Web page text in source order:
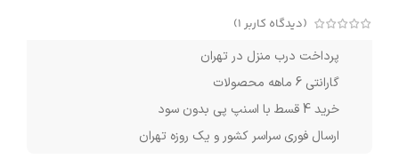
(دیدگاه کاربر 1
)
پرداخت درب منزل در تهران
گارانتی 6 ماهه محصولات
خرید 4 قسط با اسنپ پی بدون سود
ارسال فوری سراسر کشور و یک روزه تهران